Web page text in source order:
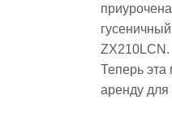
ZX210LCN.
Теперь
аренду